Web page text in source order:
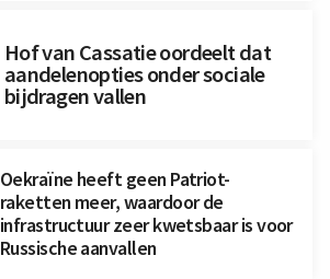
Hof van Cassatie oordeelt dat
aandelenopties onder sociale
bijdragen vallen
Oekraïne heeft geen Patriot-
raketten meer, waardoor de
infrastructuur zeer kwetsbaar is voor
Russische aanvallen